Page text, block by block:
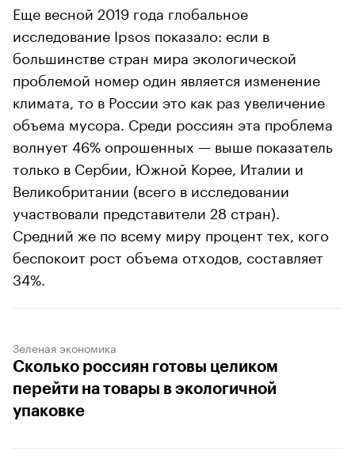
Еще весной 2019 года глобальное
исследование Ipsos показало: если в
большинстве стран мира экологической
проблемой номер один является изменение
климата, то в России это как раз увеличение
объема мусора. Среди россиян эта проблема
волнует 46% опрошенных — выше показатель
только в Сербии, Южной Корее, Италии и
Великобритании (всего в исследовании
участвовали представители 28 стран).
Средний же по всему миру процент тех, кого
беспокоит рост объема отходов, составляет
34%.
Зеленая экономика
Сколько россиян готовы целиком
перейти на товары в экологичной
упаковке